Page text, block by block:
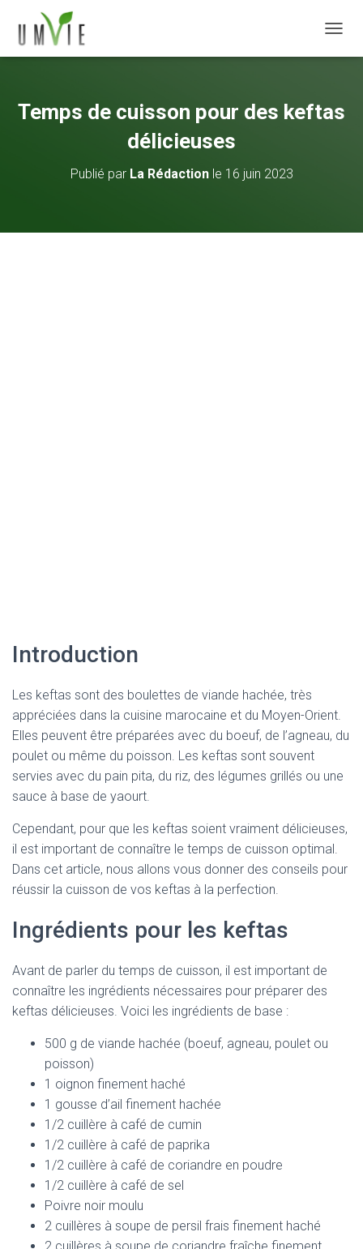
Temps de cuisson pour des keftas
délicieuses
Publié par La Rédactionle 16 juin 2023
Introduction
Les keftas sont des boulettes de viande hachée, très
appréciées dans la cuisine marocaine et du Moyen-Orient.
Elles peuvent être préparées avec du boeuf, de l’agneau, du
poulet ou même du poisson. Les keftas sont souvent
servies avec du pain pita, du riz, des légumes grillés ou une
sauce à base de yaourt.
Cependant, pour que les keftas soient vraiment délicieuses,
il est important de connaître le temps de cuisson optimal.
Dans cet article, nous allons vous donner des conseils pour
réussir la cuisson de vos keftas à la perfection.
Ingrédients pour les keftas
Avant de parler du temps de cuisson, il est important de
connaître les ingrédients nécessaires pour préparer des
keftas délicieuses. Voici les ingrédients de base :
500 g de viande hachée (boeuf, agneau, poulet ou
poisson)
1 oignon finement haché
1 gousse d’ail finement hachée
1/2 cuillère à café de cumin
1/2 cuillère à café de paprika
1/2 cuillère à café de coriandre en poudre
1/2 cuillère à café de sel
Poivre noir moulu
2 cuillères à soupe de persil frais finement haché